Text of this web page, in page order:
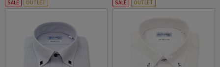
SALE OUTLET SALE OUTLET